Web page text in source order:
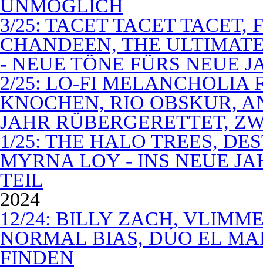
UNMÖGLICH
3/25: TACET TACET TACET,
CHANDEEN, THE
- NEUE TÖNE FÜRS NEUE
2/25: LO-FI MELANCHOLIA
KNOCHEN, RIO OBSKUR,
JAHR RÜBERGERETTET,
1/25: THE HALO TREES,
MYRNA LOY - INS NEUE
TEIL
2024
12/24: BILLY ZACH,
NORMAL BIAS, DÚO EL
FINDEN